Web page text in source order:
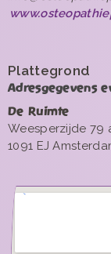
Plattegrond
Adresgegevens
De Ruimte
Weesperzijde 79
1091 EJ